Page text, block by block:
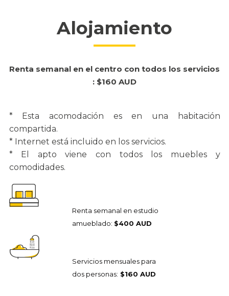
Alojamiento
Renta semanal en el centro con todos los servicios
: $160 AUD
* Esta acomodación es en una habitación
compartida.
* Internet está incluido en los servicios.
* El apto viene con todos los muebles y
comodidades.
Renta semanal en estudio
amueblado: $400 AUD
Servicios mensuales para
dos personas: $160 AUD